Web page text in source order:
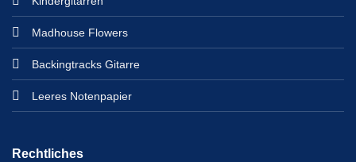
Madhouse Flowers
Backingtracks Gitarre
Leeres Notenpapier
Rechtliches